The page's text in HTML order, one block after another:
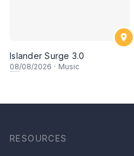
Islander Surge 3.0
08/08/2026 · Music
RESOURCES